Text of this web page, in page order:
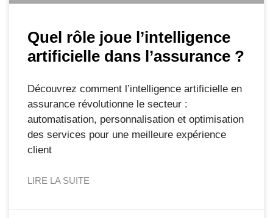
Quel rôle joue l’intelligence
artificielle dans l’assurance ?
Découvrez comment l’intelligence artificielle en
assurance révolutionne le secteur :
automatisation, personnalisation et optimisation
des services pour une meilleure expérience
client
LIRE LA SUITE